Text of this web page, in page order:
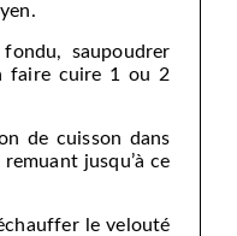
saupoudrer
faire cuire 1 ou 2
de cuisson dans
jusqu’à ce
le velouté